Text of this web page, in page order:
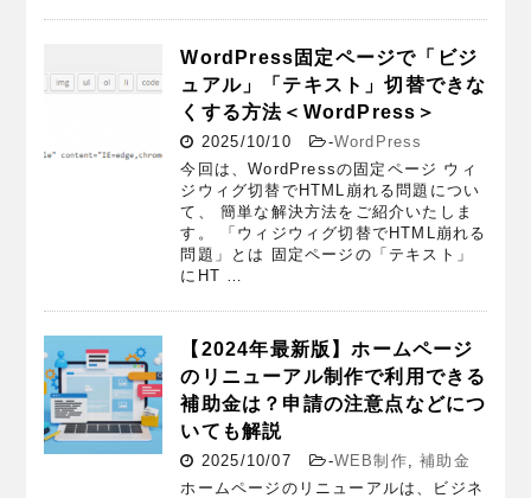
WordPress固定ページで「ビジ
ュアル」「テキスト」切替できな
くする方法＜WordPress＞
2025/10/10 -WordPress
今回は、WordPressの固定ページ ウィ
ジウィグ切替でHTML崩れる問題につい
て、 簡単な解決方法をご紹介いたしま
す。 「ウィジウィグ切替でHTML崩れる
問題」とは 固定ページの「テキスト」
にHT …
【2024年最新版】ホームページ
のリニューアル制作で利用できる
補助金は？申請の注意点などにつ
いても解説
2025/10/07 -WEB制作 ,補助金
ホームページのリニューアルは、ビジネ